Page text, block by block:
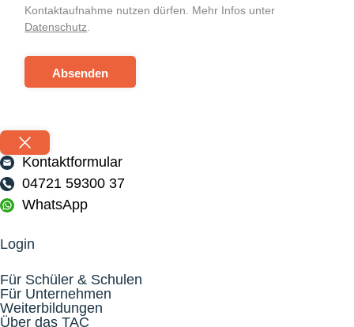
Kontaktaufnahme nutzen dürfen. Mehr Infos unter
Datenschutz.
Absenden
Kontaktformular
04721 59300 37
WhatsApp
Login
Für Schüler & Schulen
Für Unternehmen
Weiterbildungen
Über das TAC